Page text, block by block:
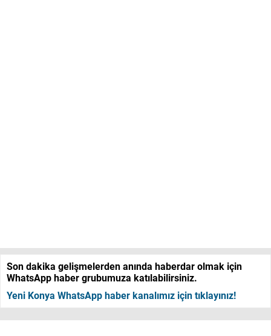
Son dakika gelişmelerden anında haberdar olmak için
WhatsApp haber grubumuza katılabilirsiniz.
Yeni Konya WhatsApp haber kanalımız için tıklayınız!